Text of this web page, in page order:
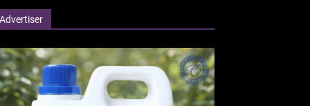
Advertiser